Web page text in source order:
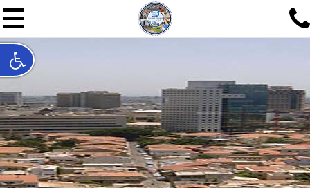
תיור ישראלי בעריכת אילן
האתר המרכזי להיסטוריה של תל אביב ותולדות ארץ ישראל -
חייגו עכשיו:052-7747748
שלחו פנייה:ilan@mytelaviv.co.il